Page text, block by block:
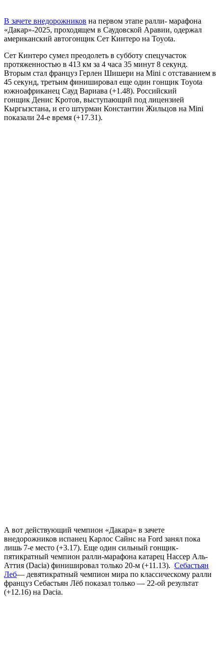
В зачете внедорожников на первом этапе ралли- марафона
«Дакар»-2025, проходящем в Саудовской Аравии, одержал
американский автогонщик Сет Кинтеро на Toyota.
Сет Кинтеро сумел преодолеть в субботу спецучасток
протяженностью в 413 км за 4 часа 35 минут 8 секунд.
Вторым стал француз Герлен Шишери на Mini с отставанием в
45 секунд, третьим финишировал еще один гонщик Toyota
южноафриканец Сауд Вариава (+1.48). Российский
гонщик Денис Кротов, выступающий под лицензией
Кыргызстана, и его штурман Константин Жильцов на Mini
показали 24-е время (+17.31).
А вот действующий чемпион «Дакара» в зачете
внедорожников испанец Карлос Сайнс на Ford занял пока
лишь 7-е место (+3.17). Еще один сильный гонщик-
пятикратный чемпион ралли-марафона катарец Нассер Аль-
Аттия (Dacia) финишировал только 20-м (+11.13). Себастьян
Леб— девятикратный чемпион мира по классическому ралли
француз Себастьян Лёб показал только — 22-ой результат
(+12.16) на Dacia.